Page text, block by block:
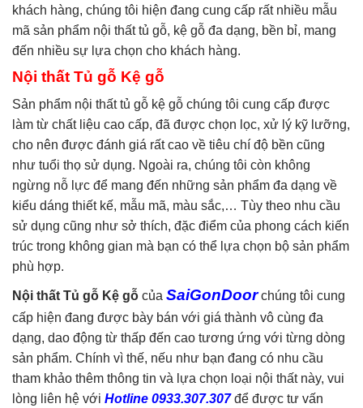
khách hàng, chúng tôi hiện đang cung cấp rất nhiều mẫu
mã sản phẩm nội thất tủ gỗ, kệ gỗ đa dạng, bền bỉ, mang
đến nhiều sự lựa chọn cho khách hàng.
Nội thất Tủ gỗ Kệ gỗ
Sản phẩm nội thất tủ gỗ kệ gỗ chúng tôi cung cấp được
làm từ chất liệu cao cấp, đã được chọn lọc, xử lý kỹ lưỡng,
cho nên được đánh giá rất cao về tiêu chí độ bền cũng
như tuổi thọ sử dụng. Ngoài ra, chúng tôi còn không
ngừng nỗ lực để mang đến những sản phẩm đa dạng về
kiểu dáng thiết kế, mẫu mã, màu sắc,… Tùy theo nhu cầu
sử dụng cũng như sở thích, đặc điểm của phong cách kiến
trúc trong không gian mà bạn có thể lựa chọn bộ sản phẩm
phù hợp.
Nội thất Tủ gỗ Kệ gỗ của SaiGonDoorchúng tôi cung
cấp hiện đang được bày bán với giá thành vô cùng đa
dạng, dao động từ thấp đến cao tương ứng với từng dòng
sản phẩm. Chính vì thế, nếu như bạn đang có nhu cầu
tham khảo thêm thông tin và lựa chọn loại nội thất này, vui
lòng liên hệ với Hotline 0933.307.307để được tư vấn